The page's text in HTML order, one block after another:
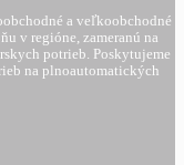
a veľkoobchodné
v regióne, zameranú na
potrieb. Poskytujeme
na plnoautomatických